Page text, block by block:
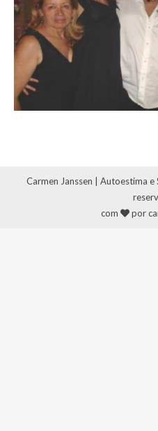
Carmen Janssen | Autoestima
com
por